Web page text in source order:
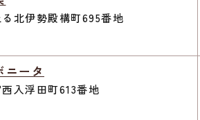
北伊勢殿構町695番地
ニータ
入浮田町613番地